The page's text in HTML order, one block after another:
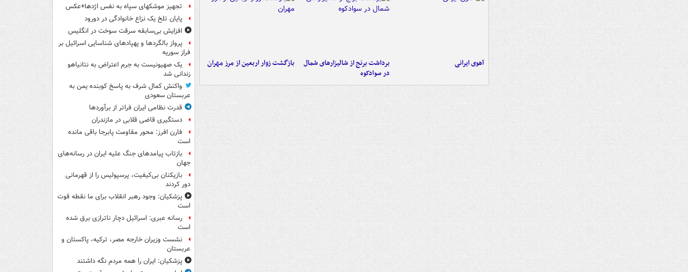
آهوی ایرانی
برداشت برنج از شالیزارهای شمال
در سوادکوه
بازگشت زوار اربعین از مرز مهران
تجهیز موشکهای سپاه به نفس اژدها+عکس
پایان تلخ یک نزاع خانوادگی در دورود
افزایش بی‌سابقه سرقت سوخت در انگلیس
پرواز بالگردها و پهپادهای شناسایی اسرائیل بر
فراز سوریه
یک صهیونیست به جرم اعتراض به نتانیاهو
زندانی شد
واکنش کمال شرف به پاسخ کوبنده یمن به
عربستان سعودی
قدرت نظامی ایران فراتر از برآوردها
دستگیری قاضی قلابی در مازندران
فارن افرز: محور مقاومت پابرجا باقی مانده
است
بازتاب پیامدهای جنگ علیه ایران در رسانه‌های
جهان
بازیکنان بی‌کیفیت، پرسپولیس را از قهرمانی
دور کردند
پزشکیان: وجود رهبر انقلاب برای ما نقطه قوت
است
رسانه عبری: اسرائیل دچار ناترازی برق شده
است
نشست وزیران خارجه مصر، ترکیه، پاکستان و
عربستان
پزشکیان: ایران را همه مردم نگه داشتند